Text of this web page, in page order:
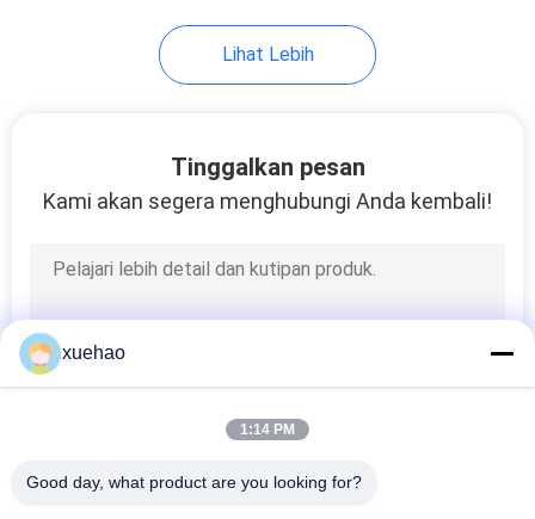
Carbon Steel
Steam Turbine Rotor
Forging
Lihat Lebih
Tinggalkan pesan
Kami akan segera menghubungi Anda kembali!
xuehao
1:14 PM
Good day, what product are you looking for?